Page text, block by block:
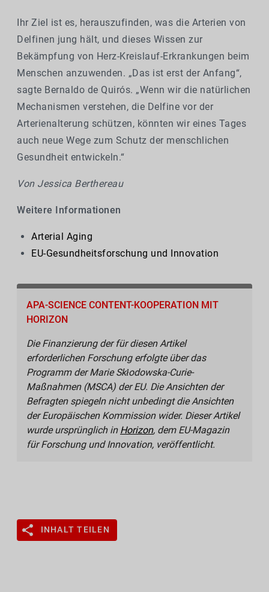
Ihr Ziel ist es, herauszufinden, was die Arterien von
Delfinen jung hält, und dieses Wissen zur
Bekämpfung von Herz-Kreislauf-Erkrankungen beim
Menschen anzuwenden. „Das ist erst der Anfang“,
sagte Bernaldo de Quirós. „Wenn wir die natürlichen
Mechanismen verstehen, die Delfine vor der
Arterienalterung schützen, könnten wir eines Tages
auch neue Wege zum Schutz der menschlichen
Gesundheit entwickeln.“
Von Jessica Berthereau
Weitere Informationen
Arterial Aging
EU-Gesundheitsforschung und Innovation
APA-SCIENCE CONTENT-KOOPERATION MIT
HORIZON
Die Finanzierung der für diesen Artikel
erforderlichen Forschung erfolgte über das
Programm der Marie Skłodowska-Curie-
Maßnahmen (MSCA) der EU. Die Ansichten der
Befragten spiegeln nicht unbedingt die Ansichten
der Europäischen Kommission wider. ​Dieser Artikel
wurde ursprünglich in Horizon, dem EU-Magazin
für Forschung und Innovation, veröffentlicht.
INHALT TEILEN